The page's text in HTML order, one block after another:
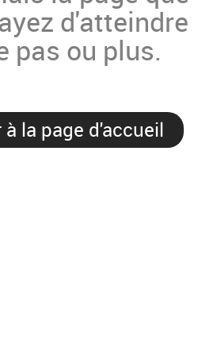
d'atteindre
pas ou plus.
à la page d'accueil